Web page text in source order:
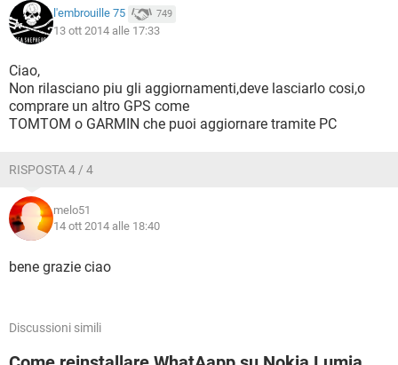
l'embrouille 75 749
13 ott 2014 alle 17:33
Ciao,
Non rilasciano piu gli aggiornamenti,deve lasciarlo cosi,o
comprare un altro GPS come
TOMTOM o GARMIN che puoi aggiornare tramite PC
RISPOSTA 4 / 4
melo51
14 ott 2014 alle 18:40
bene grazie ciao
Discussioni simili